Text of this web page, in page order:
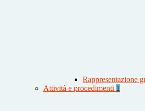
Rappresentazione
Attività e procedimenti 1